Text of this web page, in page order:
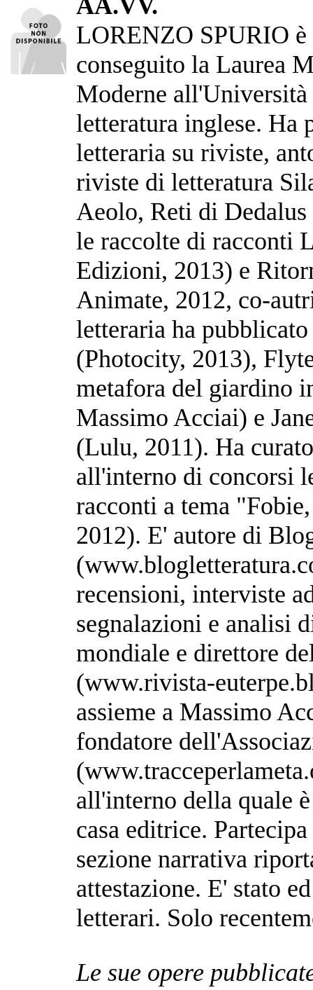
LORENZO SPURIO è
conseguito la Laurea
Moderne
letteratura inglese. Ha
letteraria su riviste,
riviste di letteratura
Aeolo, Reti di
le raccolte di racconti
Edizioni, 2013) e
Animate, 2012, co-
letteraria ha
(Photocity, 2013),
metafora del giardino
Massimo Acciai) e
(Lulu, 2011). Ha
all'interno di concorsi
racconti a tema
2012). E' autore di
recensioni, interviste
segnalazioni e analisi
mondiale e direttore
(www.rivista-
assieme a Massimo
fondatore
all'interno della quale
casa editrice.
sezione narrativa
attestazione. E' stato
letterari. Solo
Le sue opere